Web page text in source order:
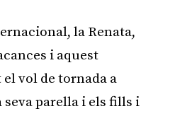
la Renata,
i aquest
vol de tornada a
seva parella i els fills i